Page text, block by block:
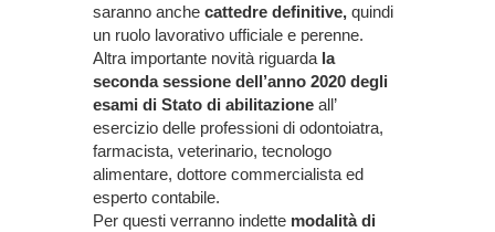
saranno anche cattedre definitive, quindi
un ruolo lavorativo ufficiale e perenne.
Altra importante novità riguarda la
seconda sessione dell’anno 2020 degli
esami di Stato di abilitazione all’
esercizio delle professioni di odontoiatra,
farmacista, veterinario, tecnologo
alimentare, dottore commercialista ed
esperto contabile.
Per questi verranno indette modalità di